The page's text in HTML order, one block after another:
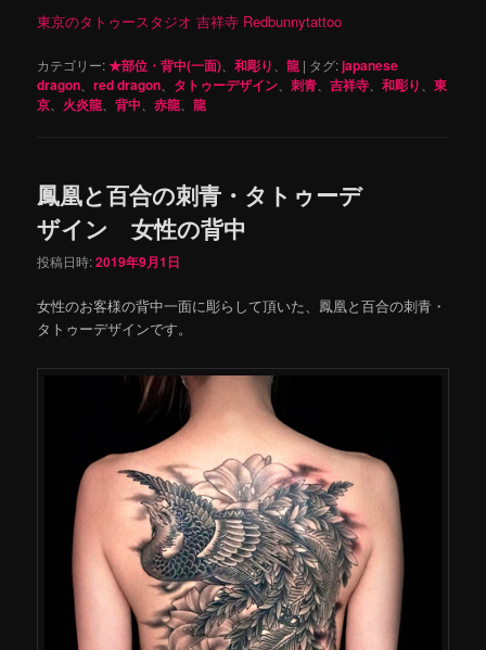
東京のタトゥースタジオ 吉祥寺 Redbunnytattoo
カテゴリー:★部位・背中(一面) 、和彫り 、龍 | タグ:japanese
dragon 、red dragon タトゥーデザイン 、刺青 、吉祥寺 、和彫り 、東
京
火炎龍 、背中 、赤龍 、龍
鳳凰と百合の刺青・タトゥーデ
ザイン 女性の背中
投稿日時:2019年9月1日
女性のお客様の背中一面に彫らして頂いた、鳳凰と百合の刺青・
タトゥーデザインです。